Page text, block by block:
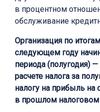
в процентном
обслуживание
Организация по
следующем году
периода (полугодия)
расчете налога за
налогу на прибыль
в прошлом налоговом